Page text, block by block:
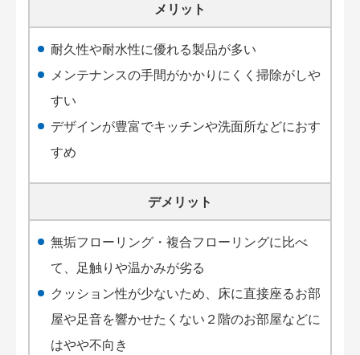
メリット
耐久性や耐水性に優れる製品が多い
メンテナンスの手間がかかりにくく掃除がしや
すい
デザインが豊富でキッチンや洗面所などにおす
すめ
デメリット
無垢フローリング・複合フローリングに比べ
て、足触りや温かみが劣る
クッション性が少ないため、床に直接座るお部
屋や足音を響かせたくない２階のお部屋などに
はやや不向き